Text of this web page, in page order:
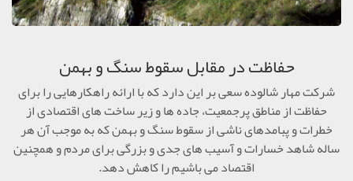
حفاظت در مقابل سقوط سنگ و بهمن
شرکت مهار شالوده سعی بر این دارد که با ارائه راهکارهایی را برای
حفاظت از مناطق پرجمعیت، جاده ها و زیر ساخت های اقتصادی از
خطرات و پبامدهای ناشی از سقوط سنگ و بهمن که به موجب آن هر
ساله شاهد خسارات و آسیب های جدی و بزرگی برای مردم و همچنین
اقتصاد می باشیم را کاهش دهد.